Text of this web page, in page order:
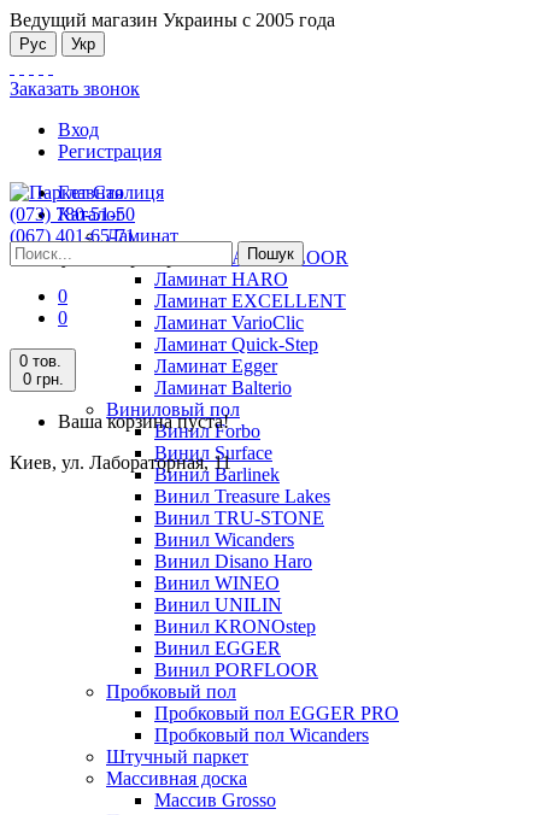
Ведущий магазин Украины с 2005 года
Рус Укр
Заказать звонок
Вход
Регистрация
(073) 780-51-50
(067) 401-65-71
Киев, ул. Лабораторная, 11
Пошук
0
0
0 тов.
0 грн.
Ваша корзина пуста!
Киев, ул. Лабораторная, 11
Главная
Каталог
Ламинат
Ламинат ALSAFLOOR
Ламинат HARO
Ламинат EXCELLENT
Ламинат VarioClic
Ламинат Quick-Step
Ламинат Egger
Ламинат Balterio
Виниловый пол
Винил Forbo
Винил Surface
Винил Barlinek
Винил Treasure Lakes
Винил TRU-STONE
Винил Wicanders
Винил Disano Haro
Винил WINEO
Винил UNILIN
Винил KRONOstep
Винил EGGER
Винил PORFLOOR
Пробковый пол
Пробковый пол EGGER PRO
Пробковый пол Wicanders
Штучный паркет
Массивная доска
Массив Grosso